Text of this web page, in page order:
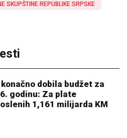
SKUPŠTINE REPUBLIKE SRPSKE
konačno dobila budžet za
godinu: Za plate
1,161 milijarda KM